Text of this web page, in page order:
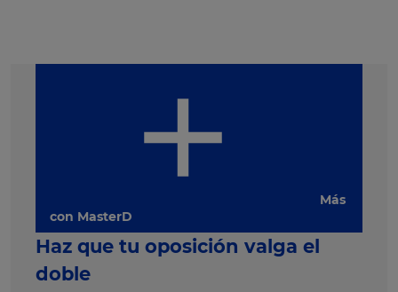
Más
con MasterD
Haz que tu oposición valga el
doble